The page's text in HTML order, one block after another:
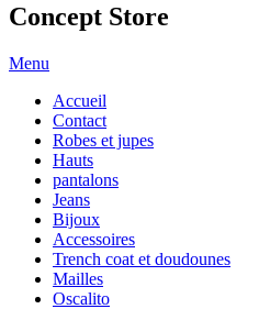
Concept Store
Menu
Accueil
Contact
Robes et jupes
Hauts
pantalons
Jeans
Bijoux
Accessoires
Trench coat et doudounes
Mailles
Oscalito